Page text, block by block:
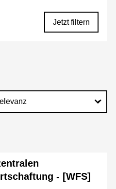
Jetzt filtern
- [WFS]